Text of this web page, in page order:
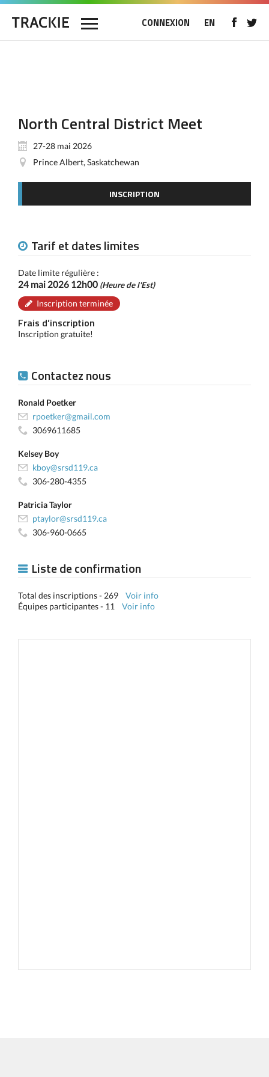
CONNEXION EN
North Central District Meet
27-28 mai 2026
Prince Albert, Saskatchewan
INSCRIPTION
Tarif et dates limites
Date limite régulière :
24 mai 2026 12h00 (Heure de l'Est)
Inscription terminée
Frais d’inscription
Inscription gratuite!
Contactez nous
Ronald Poetker
rpoetker@gmail.com
3069611685
Kelsey Boy
kboy@srsd119.ca
306-280-4355
Patricia Taylor
ptaylor@srsd119.ca
306-960-0665
Liste de confirmation
Total des inscriptions - 269 Voir info
Équipes participantes - 11 Voir info